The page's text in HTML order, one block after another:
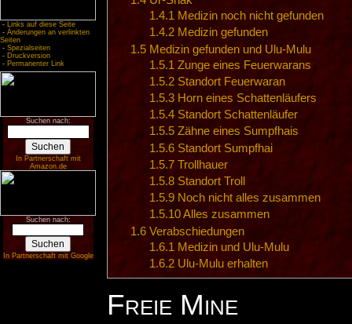
- Links auf diese Seite
- Änderungen an verlinkten
Seiten
- Spezialseiten
- Druckversion
- Permanenter Link
Suchen nach:
In Partnerschaft mit
Amazon.de
Suchen nach:
In Partnerschaft mit Google
1.4.1 Medizin noch nicht gefunden
1.4.2 Medizin gefunden
1.5 Medizin gefunden und Ulu-Mulu
1.5.1 Zunge eines Feuerwarans
1.5.2 Standort Feuerwaran
1.5.3 Horn eines Schattenläufers
1.5.4 Standort Schattenläufer
1.5.5 Zähne eines Sumpfhais
1.5.6 Standort Sumpfhai
1.5.7 Trollhauer
1.5.8 Standort Troll
1.5.9 Noch nicht alles zusammen
1.5.10Alles zusammen
1.6 Verabschiedungen
1.6.1 Medizin und Ulu-Mulu
1.6.2 Ulu-Mulu erhalten
Freie Mine